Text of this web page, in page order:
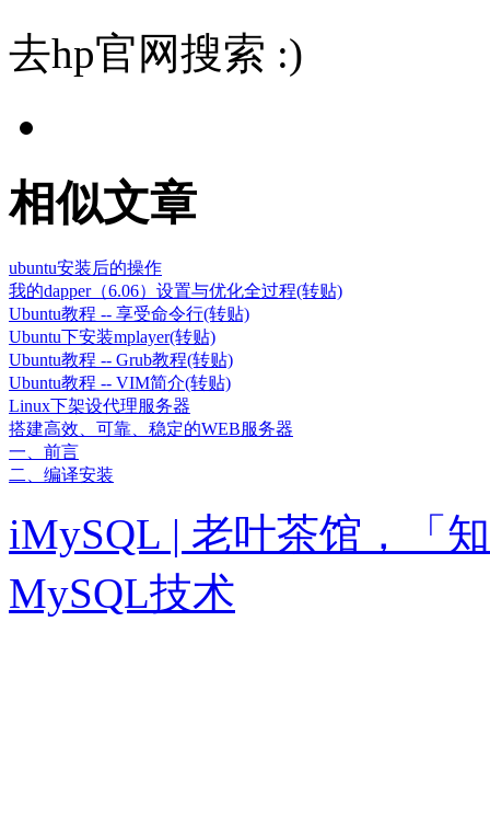
去hp官网搜索 :)
相似文章
ubuntu安装后的操作
我的dapper（6.06）设置与优化全过程(转贴)
Ubuntu教程 -- 享受命令行(转贴)
Ubuntu下安装mplayer(转贴)
Ubuntu教程 -- Grub教程(转贴)
Ubuntu教程 -- VIM简介(转贴)
Linux下架设代理服务器
搭建高效、可靠、稳定的WEB服务器
一、前言
二、编译安装
iMySQL | 老叶茶馆，「
MySQL技术